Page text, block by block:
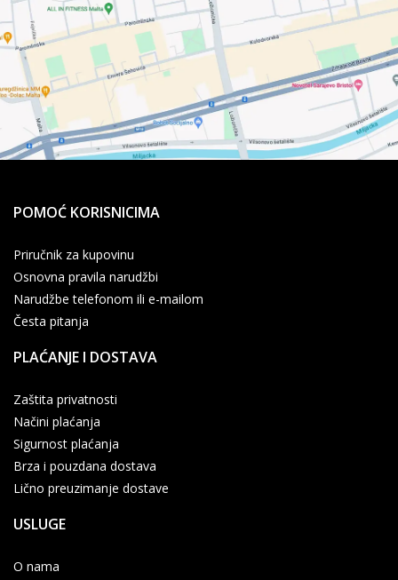
POMOĆ KORISNICIMA
Priručnik za kupovinu
Osnovna pravila narudžbi
Narudžbe telefonom ili e-mailom
Česta pitanja
PLAĆANJE I DOSTAVA
Zaštita privatnosti
Načini plaćanja
Sigurnost plaćanja
Brza i pouzdana dostava
Lično preuzimanje dostave
USLUGE
O nama